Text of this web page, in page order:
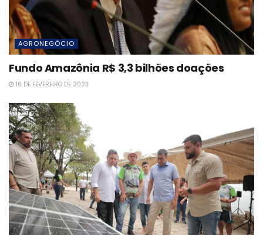
AGRONEGÓCIO
Fundo Amazônia R$ 3,3 bilhões doações
16 DE FEVEREIRO DE 2023